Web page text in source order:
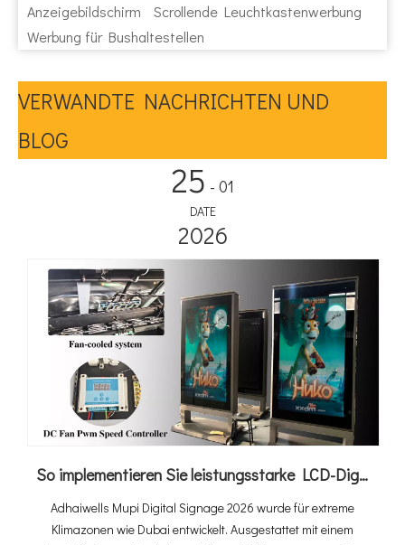
Anzeigebildschirm
Scrollende Leuchtkastenwerbung
Werbung für Bushaltestellen
VERWANDTE NACHRICHTEN UND
BLOG
25 - 01
DATE
2026
So implementieren Sie leistungsstarke LCD-Digital-Signage-Systeme für den Außenbereich bei extremer Hitze von 60 °C in Dubai
Adhaiwells Mupi Digital Signage 2026 wurde für extreme
Klimazonen wie Dubai entwickelt. Ausgestattet mit einem